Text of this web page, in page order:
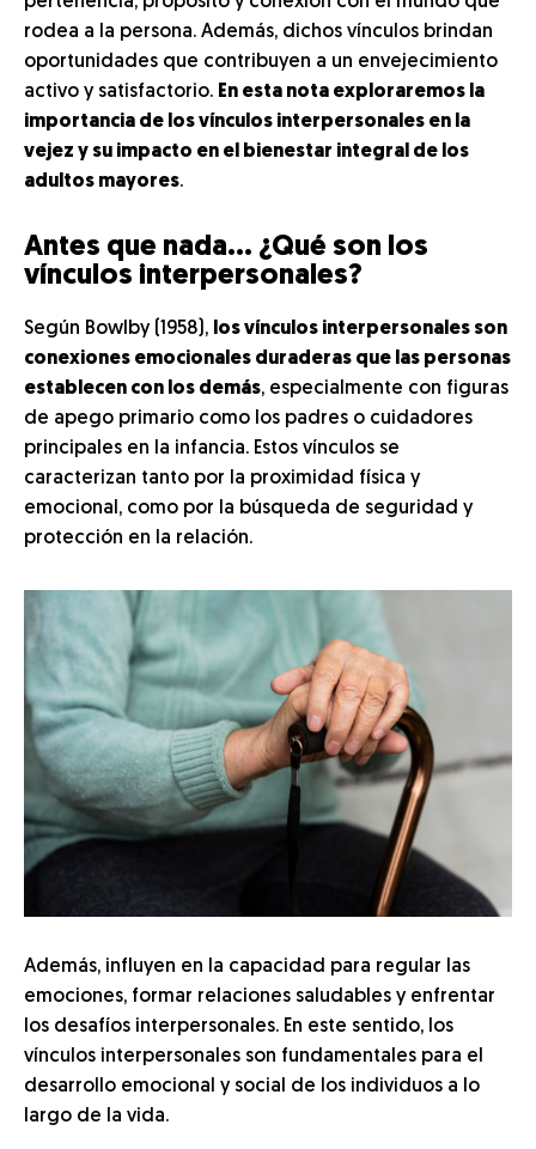
rodea a la persona. Además, dichos vínculos brindan
oportunidades que contribuyen a un envejecimiento
activo y satisfactorio. En esta nota exploraremos la
importancia de los vínculos interpersonales en la
vejez y su impacto en el bienestar integral de los
adultos mayores.
Antes que nada… ¿Qué son los
vínculos interpersonales?
Según Bowlby (1958), los vínculos interpersonales son
conexiones emocionales duraderas que las personas
establecen con los demás, especialmente con figuras
de apego primario como los padres o cuidadores
principales en la infancia. Estos vínculos se
caracterizan tanto por la proximidad física y
emocional, como por la búsqueda de seguridad y
protección en la relación.
Además, influyen en la capacidad para regular las
emociones, formar relaciones saludables y enfrentar
los desafíos interpersonales. En este sentido, los
vínculos interpersonales son fundamentales para el
desarrollo emocional y social de los individuos a lo
largo de la vida.